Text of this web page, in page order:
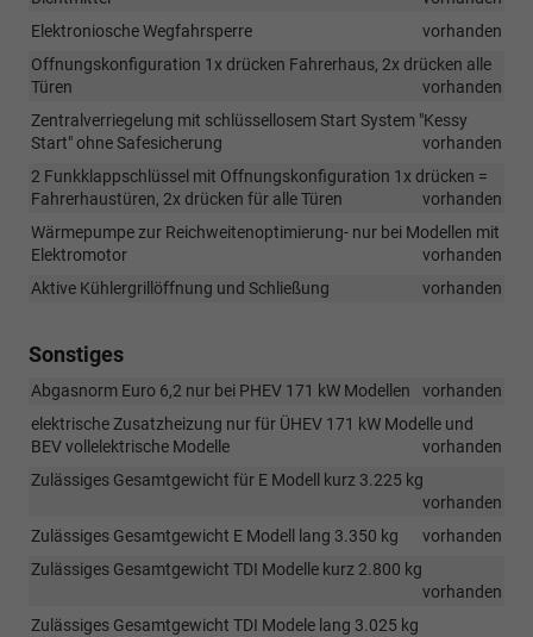
Elektroniosche Wegfahrsperre
vorhanden
Offnungskonfiguration 1x drücken Fahrerhaus, 2x drücken alle
Türen
vorhanden
Zentralverriegelung mit schlüssellosem Start System "Kessy
Start" ohne Safesicherung
vorhanden
2 Funkklappschlüssel mit Offnungskonfiguration 1x drücken =
Fahrerhaustüren, 2x drücken für alle Türen
vorhanden
Wärmepumpe zur Reichweitenoptimierung- nur bei Modellen mit
Elektromotor
vorhanden
Aktive Kühlergrillöffnung und Schließung
vorhanden
Sonstiges
Abgasnorm Euro 6,2 nur bei PHEV 171 kW Modellen
vorhanden
elektrische Zusatzheizung nur für ÜHEV 171 kW Modelle und
BEV vollelektrische Modelle
vorhanden
Zulässiges Gesamtgewicht für E Modell kurz 3.225 kg
vorhanden
Zulässiges Gesamtgewicht E Modell lang 3.350 kg
vorhanden
Zulässiges Gesamtgewicht TDI Modelle kurz 2.800 kg
vorhanden
Zulässiges Gesamtgewicht TDI Modele lang 3.025 kg